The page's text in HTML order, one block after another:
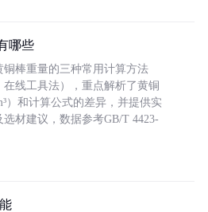
哪些
棒重量的三种常用计算方法
在线工具法），重点解析了黄铜
）和计算公式的差异，并提供实
材建议，数据参考GB/T 4423-